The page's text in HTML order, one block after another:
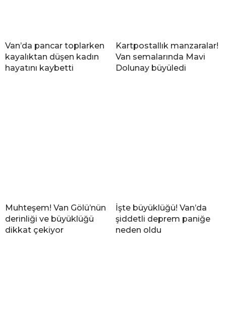
Van’da pancar toplarken
kayalıktan düşen kadın
hayatını kaybetti
Kartpostallık manzaralar!
Van semalarında Mavi
Dolunay büyüledi
Muhteşem! Van Gölü’nün
derinliği ve büyüklüğü
dikkat çekiyor
İşte büyüklüğü! Van’da
şiddetli deprem paniğe
neden oldu